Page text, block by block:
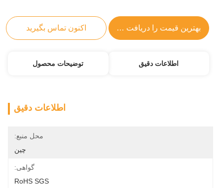
بهترین قیمت را دریافت کنید اکنون تماس بگیرید
اطلاعات دقیق توضیحات محصول
اطلاعات دقیق
محل منبع:
چین
گواهی:
RoHS SGS